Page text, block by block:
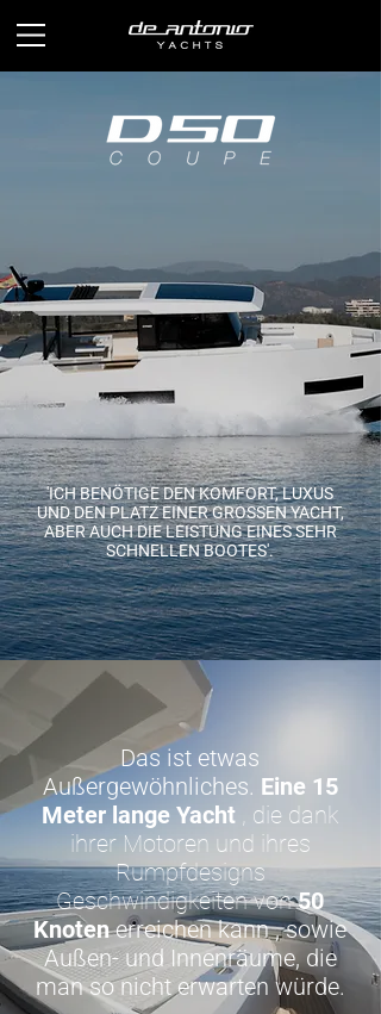
'ICH BENÖTIGE DEN KOMFORT, LUXUS
UND DEN PLATZ EINER GROSSEN YACHT,
ABER AUCH DIE LEISTUNG EINES SEHR
SCHNELLEN BOOTES'.
Das ist etwas
Außergewöhnliches. Eine 15
Meter lange Yacht , die dank
ihrer Motoren und ihres
Rumpfdesigns
Geschwindigkeiten von50
Knoten erreichen kann , sowie
Außen- und Innenräume, die
man so nicht erwarten würde.